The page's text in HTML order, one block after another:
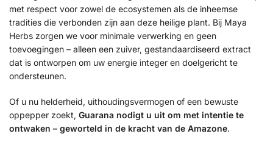
met respect voor zowel de ecosystemen als de inheemse
tradities die verbonden zijn aan deze heilige plant. Bij Maya
Herbs zorgen we voor minimale verwerking en geen
toevoegingen – alleen een zuiver, gestandaardiseerd extract
dat is ontworpen om uw energie integer en doelgericht te
ondersteunen.
Of u nu helderheid, uithoudingsvermogen of een bewuste
oppepper zoekt, Guarana nodigt u uit om met intentie te
ontwaken – geworteld in de kracht van de Amazone.